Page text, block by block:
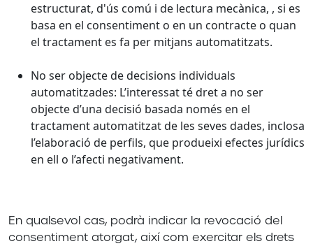
estructurat, d'ús comú i de lectura mecànica, , si es
basa en el consentiment o en un contracte o quan
el tractament es fa per mitjans automatitzats.
No ser objecte de decisions individuals
automatitzades: L’interessat té dret a no ser
objecte d’una decisió basada només en el
tractament automatitzat de les seves dades, inclosa
l’elaboració de perfils, que produeixi efectes jurídics
en ell o l’afecti negativament.
En qualsevol cas, podrà indicar la revocació del
consentiment atorgat, així com exercitar els drets